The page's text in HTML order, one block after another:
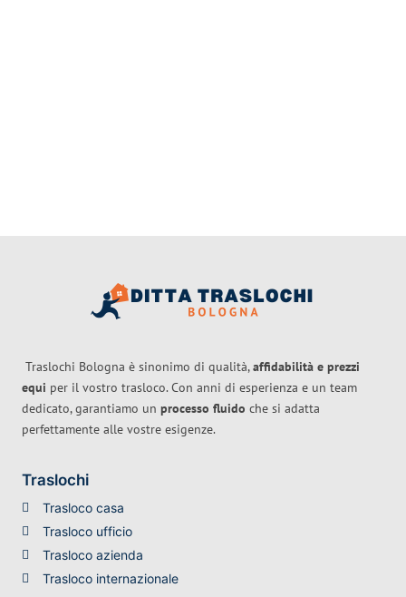
Traslochi Bologna è sinonimo di qualità,affidabilità e prezzi
equi per il vostro trasloco. Con anni di esperienza e un team
dedicato, garantiamo un processo fluido che si adatta
perfettamente alle vostre esigenze.
Traslochi
Trasloco casa
Trasloco ufficio
Trasloco azienda
Trasloco internazionale